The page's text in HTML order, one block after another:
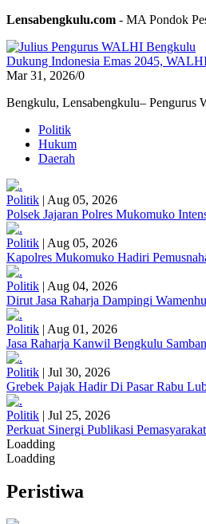
Lensabengkulu.com - MA Pondok
Dukung Indonesia Emas 2045,
Mar 31, 2026/0
Bengkulu, Lensabengkulu– Pengurus
Politik
Hukum
Daerah
Politik | Aug 05, 2026
Polsek Jajaran Polres Mukomuko
Politik | Aug 05, 2026
Kapolres Mukomuko Hadiri
Politik | Aug 04, 2026
Dirut Jasa Raharja Dampingi
Politik | Aug 01, 2026
Jasa Raharja Kanwil Bengkulu
Politik | Jul 30, 2026
Grebek Pajak Hadir Di Pasar Rabu
Politik | Jul 25, 2026
Perkuat Sinergi Publikasi
Loadding
Loadding
Peristiwa